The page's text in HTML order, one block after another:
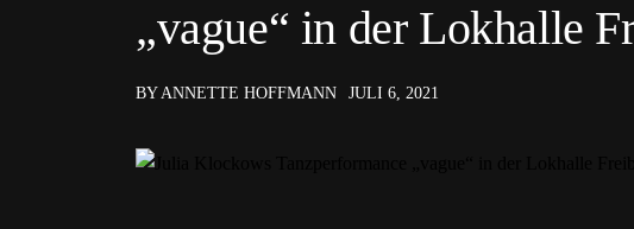
„vague“ in der Lokhalle
BY ANNETTE HOFFMANN JULI 6, 2021